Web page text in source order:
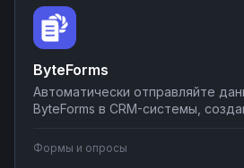
ByteForms
Автоматически отправляйте
ByteForms в CRM-системы,
мессенджерах о новых заявках.
автоматическую обработку
Формы и опросы